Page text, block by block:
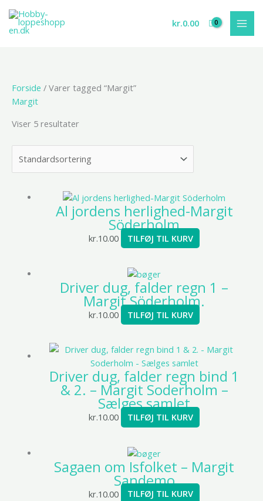
indholdet
kr.0.00
Forside / Varer tagged “Margit”
Margit
Viser 5 resultater
Al jordens herlighed-Margit
Söderholm
kr.10.00 TILFØJ TIL KURV
Driver dug, falder regn 1 –
Margit Söderholm.
kr.10.00 TILFØJ TIL KURV
Driver dug, falder regn bind 1
& 2. – Margit Soderholm –
Sælges samlet
kr.10.00 TILFØJ TIL KURV
Sagaen om Isfolket – Margit
Sandemo
kr.10.00 TILFØJ TIL KURV